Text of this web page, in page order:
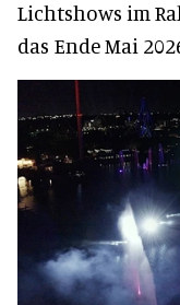
Lichtshows im
das Ende Mai